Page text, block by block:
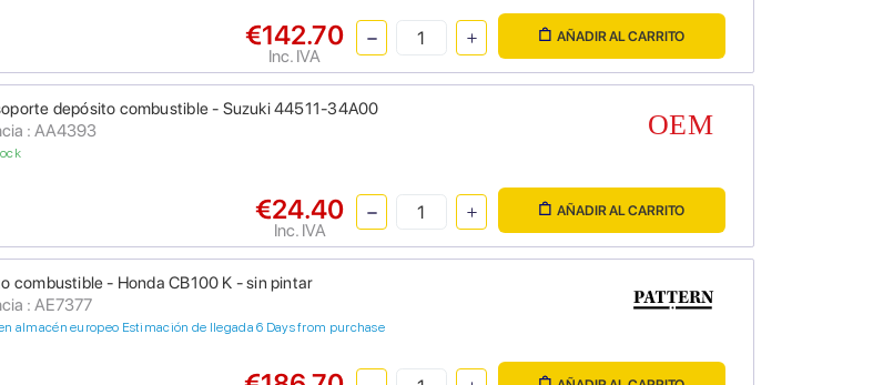
€142.70
Inc. IVA
AÑADIR AL CARRITO
depósito combustible - Suzuki 44511-34A00
: AA4393
€24.40
Inc. IVA
AÑADIR AL CARRITO
combustible - Honda CB100 K - sin pintar
: AE7377
almacén europeo Estimación de llegada 6 Days from purchase